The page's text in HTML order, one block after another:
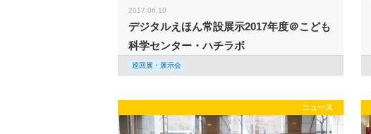
2017.06.10
デジタルえほん常設展示2017年度＠こども
科学センター・ハチラボ
巡回展・展示会
ニュース